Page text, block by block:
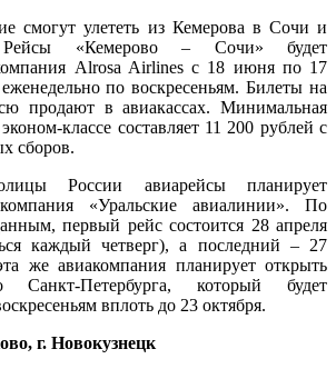
смогут улететь из Кемерова в Сочи и
Рейсы «Кемерово – Сочи» будет
Alrosa Airlines с 18 июня по 17
по воскресеньям. Билеты на
продают в авиакассах. Минимальная
классе составляет 11 200 рублей с
сборов.
России авиарейсы планирует
«Уральские авиалинии». По
первый рейс состоится 28 апреля
каждый четверг), а последний – 27
же авиакомпания планирует открыть
Петербурга, который будет
вплоть до 23 октября.
г. Новокузнецк